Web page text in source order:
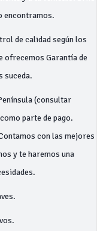
encontramos.
de calidad según los
ofrecemos Garantía de
suceda.
(consultar
parte de pago.
con las mejores
y te haremos una